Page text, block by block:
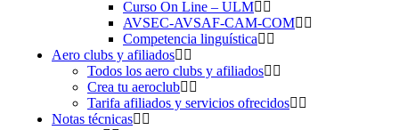
Curso On Line – ULM
AVSEC-AVSAF-CAM-COM
Competencia linguística
Aero clubs y afiliados
Todos los aero clubs y afiliados
Crea tu aeroclub
Tarifa afiliados y servicios ofrecidos
Notas técnicas